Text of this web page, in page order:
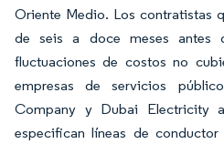
Oriente Medio. Los contratistas
de seis a doce meses antes
fluctuaciones de costos no
empresas de servicios
Company y Dubai Electricity
especifican líneas de